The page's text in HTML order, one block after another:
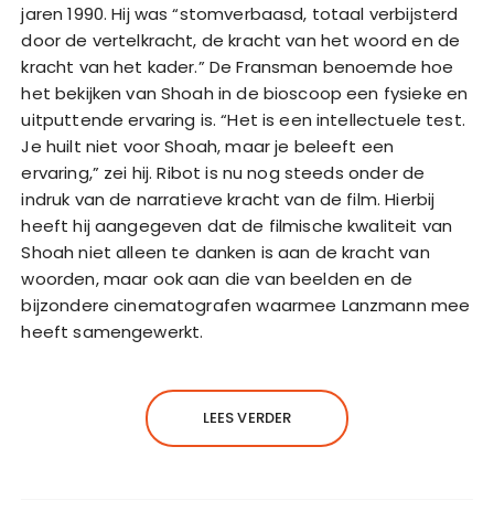
jaren 1990. Hij was “stomverbaasd, totaal verbijsterd
door de vertelkracht, de kracht van het woord en de
kracht van het kader.” De Fransman benoemde hoe
het bekijken van Shoah in de bioscoop een fysieke en
uitputtende ervaring is. “Het is een intellectuele test.
Je huilt niet voor Shoah, maar je beleeft een
ervaring,” zei hij. Ribot is nu nog steeds onder de
indruk van de narratieve kracht van de film. Hierbij
heeft hij aangegeven dat de filmische kwaliteit van
Shoah niet alleen te danken is aan de kracht van
woorden, maar ook aan die van beelden en de
bijzondere cinematografen waarmee Lanzmann mee
heeft samengewerkt.
LEES VERDER